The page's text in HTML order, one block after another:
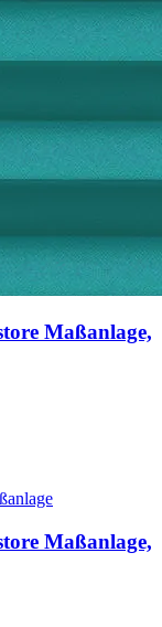
Maßanlage,
Maßanlage,